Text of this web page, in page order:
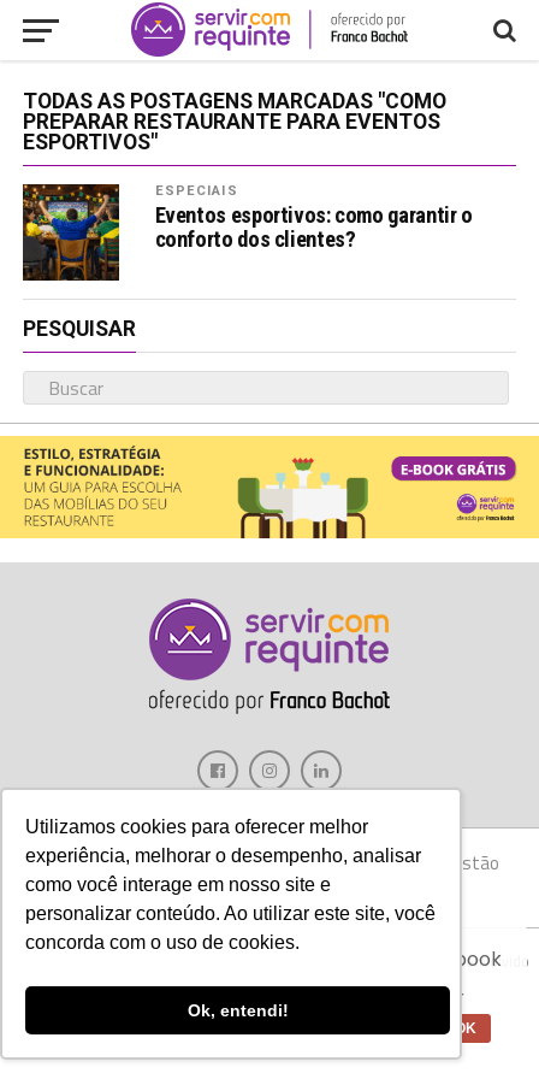
Utilizamos cookies para oferecer melhor
experiência, melhorar o desempenho, analisar
como você interage em nosso site e
personalizar conteúdo. Ao utilizar este site, você
concorda com o uso de cookies.
Ok, entendi!
TODAS AS POSTAGENS MARCADAS "COMO
PREPARAR RESTAURANTE PARA EVENTOS
ESPORTIVOS"
ESPECIAIS
Eventos esportivos: como garantir o
conforto dos clientes?
PESQUISAR
Gastronomia Móveis Decoração Hotelaria
Gestão
Marketing
Tecnologia Eventos
Copyright © 2017 Servir com Requinte • Franco Bachot Móveis . Desenvolvido
Aviso:Nós da Franco Bachot utilizamos de
cookies com ferramentas do Google e Facebook
experiência de nossos clientes para oferecer
melhores produtos e serviços. OK